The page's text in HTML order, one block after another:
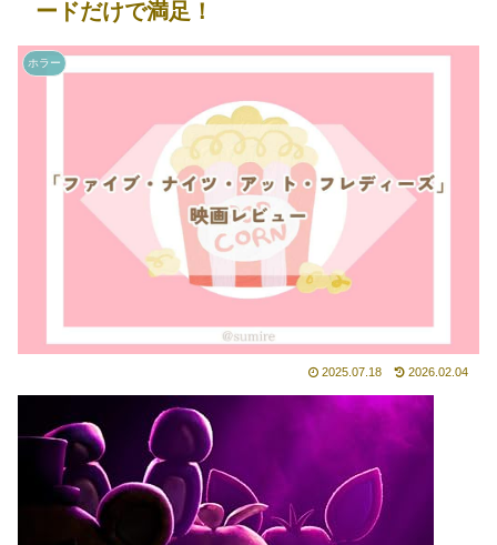
ードだけで満足！
ホラー
2025.07.18 2026.02.04